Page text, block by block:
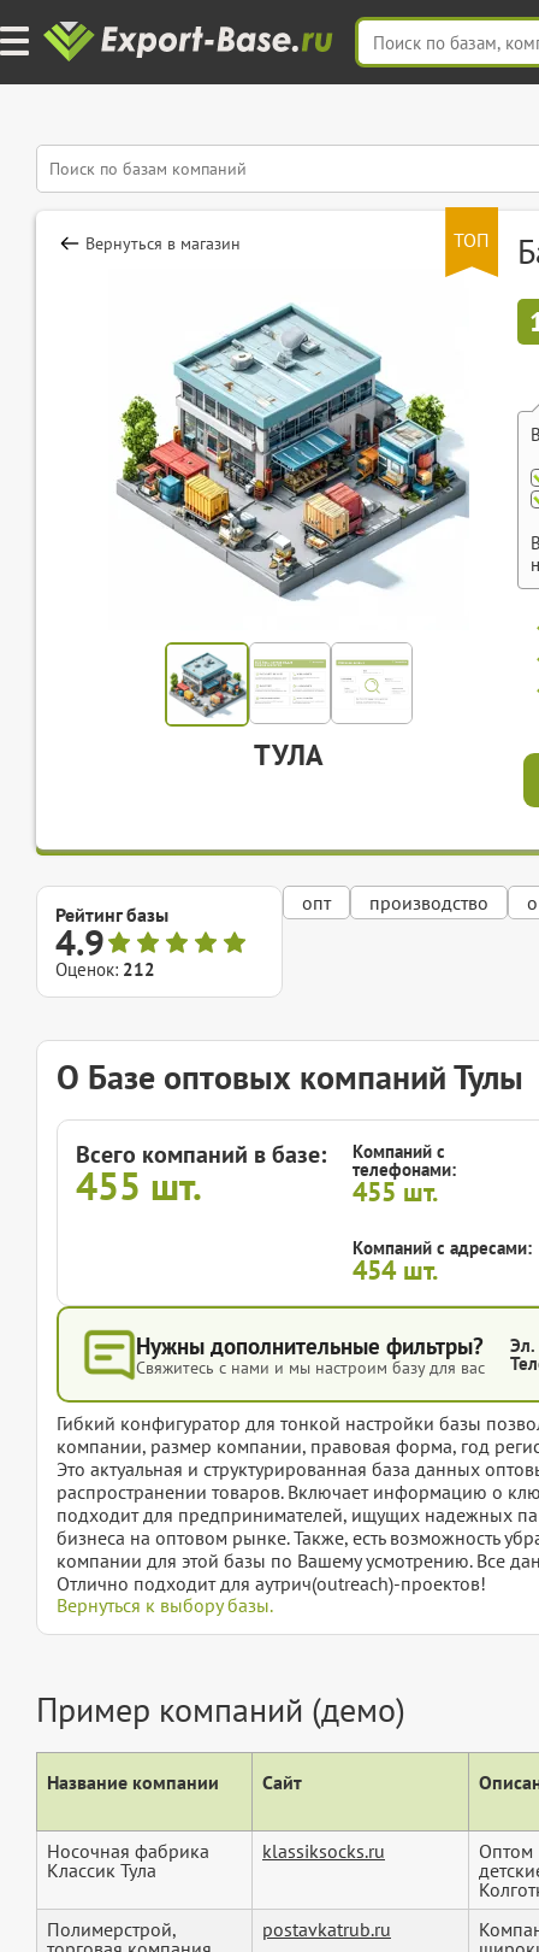
ТОП
Вернуться в магазин
ТУЛА
Рейтинг базы
4.9
Оценок: 212
опт производство
О Базе оптовых компаний Тулы
Всего компаний в базе:
455 шт.
Компаний с
телефонами:
455 шт.
Компаний с адресами:
454 шт.
Нужны дополнительные фильтры?
Свяжитесь с нами и мы настроим базу для вас
Эл.
Гибкий конфигуратор для тонкой настройки базы
компании, размер компании, правовая форма, год
Это актуальная и структурированная база данных
распространении товаров. Включает информацию о
подходит для предпринимателей, ищущих надежных
бизнеса на оптовом рынке. Также, есть возможность
компании для этой базы по Вашему усмотрению. Все
Отлично подходит для аутрич(outreach)-проектов!
Вернуться к выбору базы.
Пример компаний (демо)
Название компании Сайт
Носочная фабрика
Классик Тула
klassiksocks.ru
Оптом
Полимерстрой,
postavkatrub.ru